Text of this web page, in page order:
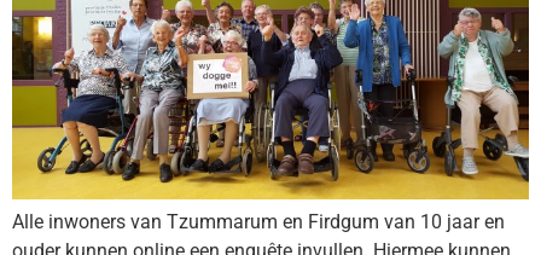
Alle inwoners van Tzummarum en Firdgum van 10 jaar en